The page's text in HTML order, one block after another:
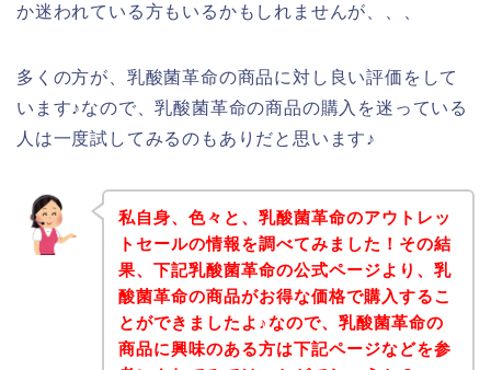
か迷われている方もいるかもしれませんが、、、
多くの方が、乳酸菌革命の商品に対し良い評価をして
います♪なので、乳酸菌革命の商品の購入を迷っている
人は一度試してみるのもありだと思います♪
私自身、色々と、乳酸菌革命のアウトレッ
トセールの情報を調べてみました！その結
果、下記乳酸菌革命の公式ページより、乳
酸菌革命の商品がお得な価格で購入するこ
とができましたよ♪なので、乳酸菌革命の
商品に興味のある方は下記ページなどを参